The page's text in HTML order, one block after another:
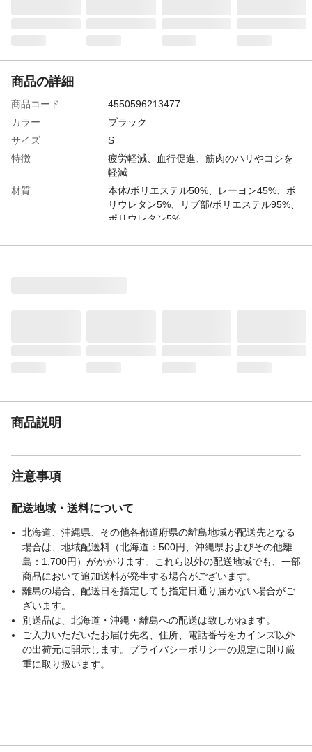
商品の詳細
商品コード
4550596213477
カラー
ブラック
サイズ
S
特徴
疲労軽減、血行促進、筋肉のハリやコシを
軽減
材質
本体/ポリエステル50%、レーヨン45%、ポ
リウレタン5%、リブ部/ポリエステル95%、
ポリウレタン5%
商品説明
注意事項
配送地域・送料について
北海道、沖縄県、その他各都道府県の離島地域が配送先となる
場合は、地域配送料（北海道：500円、沖縄県およびその他離
島：1,700円）がかかります。これら以外の配送地域でも、一部
商品において追加送料が発生する場合がございます。
離島の場合、配送日を指定しても指定日通り届かない場合がご
ざいます。
別送品は、北海道・沖縄・離島への配送は致しかねます。
ご入力いただいたお届け先名、住所、電話番号をカインズ以外
の出荷元に開示します。プライバシーポリシーの規定に則り厳
重に取り扱います。